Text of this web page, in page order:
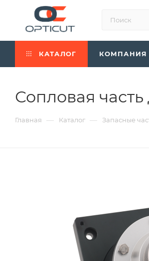
КАТАЛОГ КОМПАНИЯ
Сопловая
Главная — Каталог — Запасные